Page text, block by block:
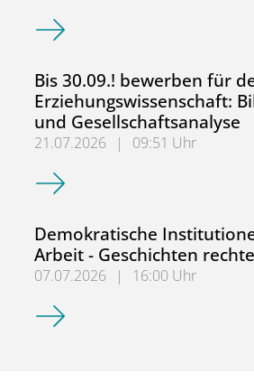
2. NRW-Fachtag:
Bis 30.09.! bewerben für
Erziehungswissenschaft:
und Gesellschaftsanalyse
21.07.2026 |
09:51 Uhr
Bis 30.09.! bewerben für den
Demokratische
Arbeit - Geschichten
07.07.2026 |
16:00 Uhr
Demokratische Institutionen